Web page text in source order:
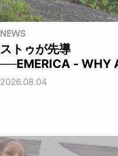
NEWS
ストゥが先導
──EMERICA - WHY
2026.08.04